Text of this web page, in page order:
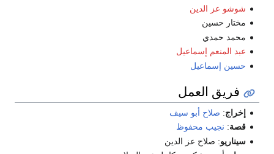
شوشو عز الدين
مختار حسين
محمد حمدي
عبد المنعم إسماعيل
حسين إسماعيل
فريق العمل
إخراج: صلاح أبو سيف
قصة: نجيب محفوظ
سيناريو: صلاح عز الدين